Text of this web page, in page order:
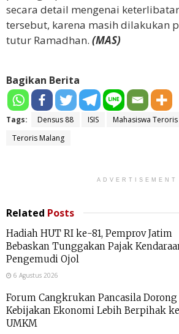
secara detail mengenai
tersebut, karena masih dilakukan
tutur Ramadhan. (MAS)
Bagikan Berita
Tags: Densus 88 ISIS Mahasiswa Teroris
Teroris Malang
ADVERTISEMENT
Related Posts
Hadiah HUT RI ke-81, Pemprov Jatim
Bebaskan Tunggakan Pajak
Pengemudi Ojol
6 Agustus 2026
Forum Cangkrukan Pancasila Dorong
Kebijakan Ekonomi Lebih Berpihak ke
UMKM